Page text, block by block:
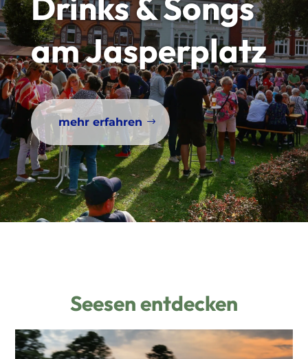
am Jasperplatz
mehr erfahren
Seesen entdecken